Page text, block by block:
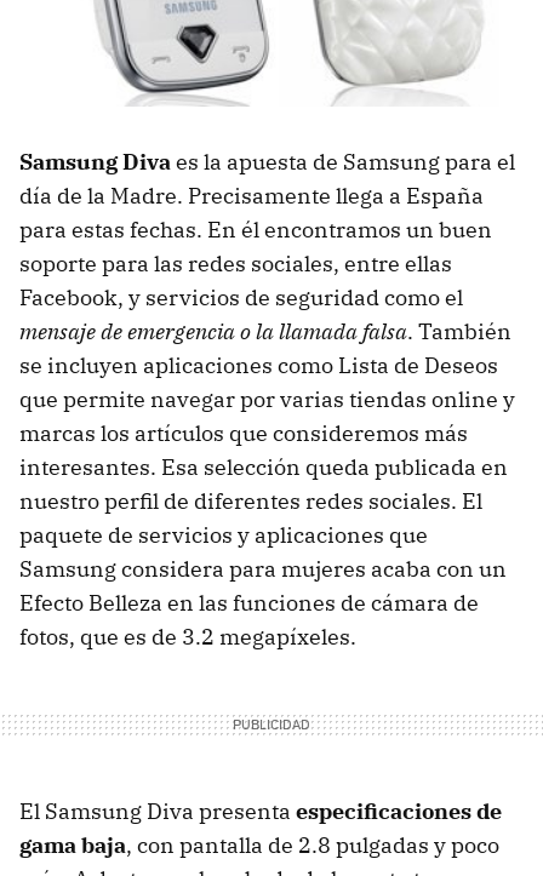
Samsung Divaes la apuesta de Samsung para el
día de la Madre. Precisamente llega a España
para estas fechas. En él encontramos un buen
soporte para las redes sociales, entre ellas
Facebook, y servicios de seguridad como el
mensaje de emergencia o la llamada falsa. También
se incluyen aplicaciones como Lista de Deseos
que permite navegar por varias tiendas online y
marcas los artículos que consideremos más
interesantes. Esa selección queda publicada en
nuestro perfil de diferentes redes sociales. El
paquete de servicios y aplicaciones que
Samsung considera para mujeres acaba con un
Efecto Belleza en las funciones de cámara de
fotos, que es de 3.2 megapíxeles.
El Samsung Diva presenta especificaciones de
gama baja, con pantalla de 2.8 pulgadas y poco